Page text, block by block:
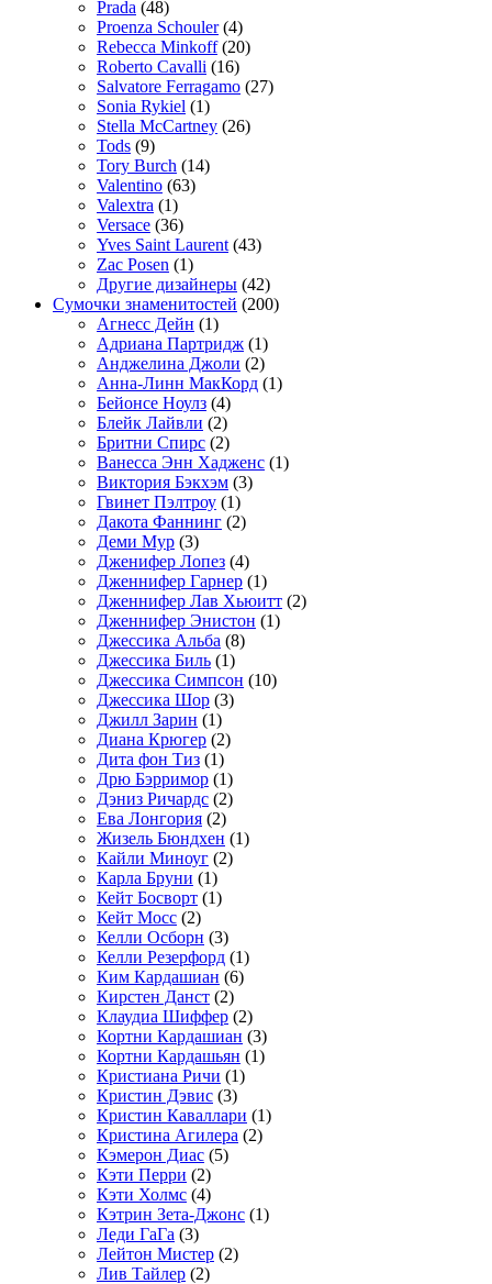
Prada (48)
Proenza Schouler(4)
Rebecca Minkoff(20)
Roberto Cavalli (16)
Salvatore Ferragamo (27)
Sonia Rykiel (1)
Stella McCartney (26)
Tods (9)
Tory Burch (14)
Valentino (63)
Valextra (1)
Versace (36)
Yves Saint Laurent (43)
Zac Posen (1)
Другие дизайнеры (42)
Сумочки знаменитостей (200)
Агнесс Дейн (1)
Адриана Партридж (1)
Анджелина Джоли (2)
Анна-Линн МакКорд (1)
Бейонсе Ноулз (4)
Блейк Лайвли (2)
Бритни Спирс (2)
Ванесса Энн Хадженс (1)
Виктория Бэкхэм (3)
Гвинет Пэлтроу (1)
Дакота Фаннинг (2)
Деми Мур (3)
Дженифер Лопез (4)
Дженнифер Гарнер (1)
Дженнифер Лав Хьюитт (2)
Дженнифер Энистон (1)
Джессика Альба (8)
Джессика Биль (1)
Джессика Симпсон (10)
Джессика Шор (3)
Джилл Зарин (1)
Диана Крюгер (2)
Дита фон Тиз (1)
Дрю Бэрримор (1)
Дэниз Ричардс (2)
Ева Лонгория (2)
Жизель Бюндхен (1)
Кайли Миноуг (2)
Карла Бруни (1)
Кейт Босворт (1)
Кейт Мосс (2)
Келли Осборн (3)
Келли Резерфорд (1)
Ким Кардашиан (6)
Кирстен Данст (2)
Клаудиа Шиффер (2)
Кортни Кардашиан (3)
Кортни Кардашьян (1)
Кристиана Ричи (1)
Кристин Дэвис (3)
Кристин Каваллари (1)
Кристина Агилера (2)
Кэмерон Диас (5)
Кэти Перри (2)
Кэти Холмс (4)
Кэтрин Зета-Джонс (1)
Леди ГаГа (3)
Лейтон Мистер (2)
Лив Тайлер (2)